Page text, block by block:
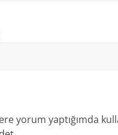
yorum yaptığımda